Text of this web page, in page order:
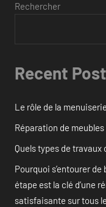
Rechercher
Recent
Le rôle de la
Réparation de
Quels types de
Pourquoi s’entourer
étape est la clé d’une
satisfaisante sur tous